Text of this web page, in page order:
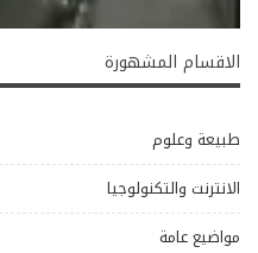
الاقسام المشهورة
طبيعة وعلوم
الانترنت والتكنولوجيا
مواضيع عامة